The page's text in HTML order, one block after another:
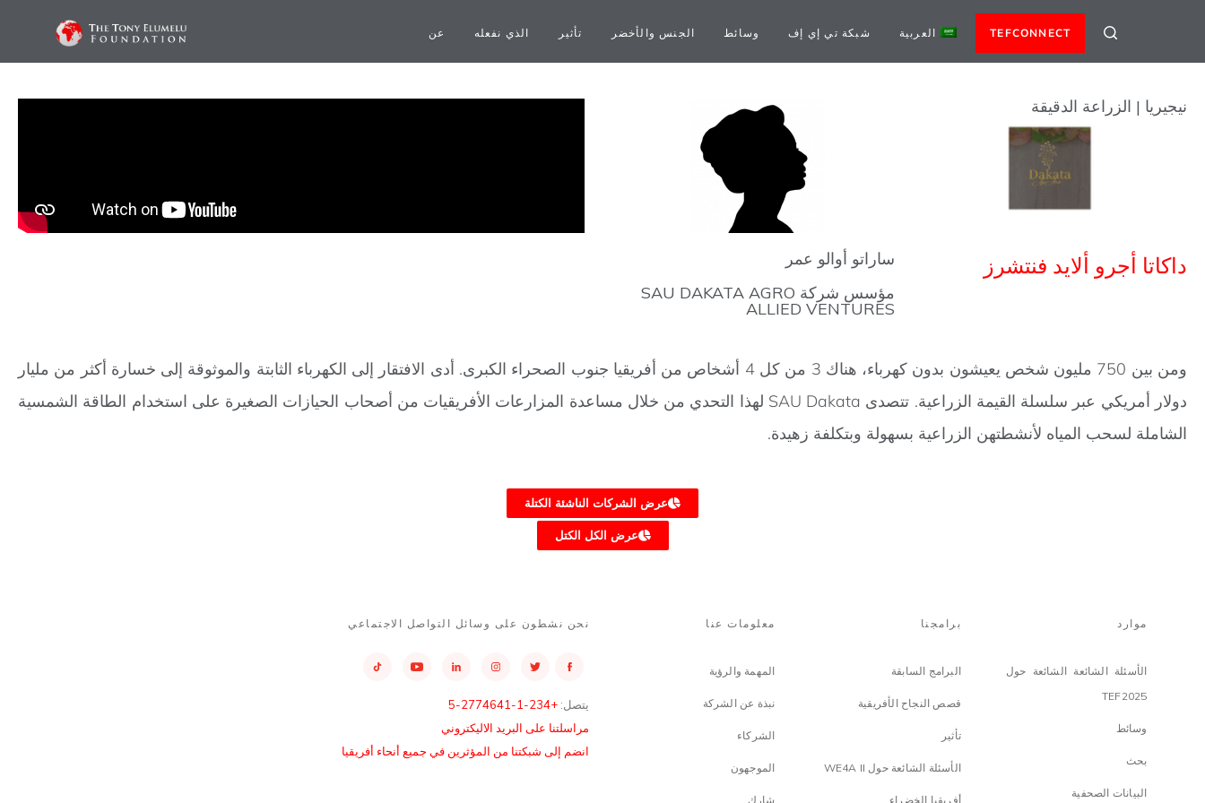
عن الذي نفعله تأثير الجنس والأخضر وسائط شبكة تي إي إف العربية TEFCONNECT
نيجيريا | الزراعة الدقيقة
داكاتا أجرو ألايد فنتشرز
ساراتو أوالو عمر
مؤسس شركة SAU DAKATA AGRO
ALLIED VENTURES
ومن بين 750 مليون شخص يعيشون بدون كهرباء، هناك 3 من كل 4 أشخاص من أفريقيا جنوب الصحراء الكبرى. أدى الافتقار إلى الكهرباء الثابتة والموثوقة إلى خسارة أكثر من مليار
دولار أمريكي عبر سلسلة القيمة الزراعية. تتصدى SAU Dakata لهذا التحدي من خلال مساعدة المزارعات الأفريقيات من أصحاب الحيازات الصغيرة على استخدام الطاقة الشمسية
الشاملة لسحب المياه لأنشطتهن الزراعية بسهولة وبتكلفة زهيدة.
عرض الشركات الناشئة الكتلة
عرض الكل الكتل
نحن نشطون على وسائل التواصل الاجتماعي
يتصل: +234-1-2774641-5
مراسلتنا على البريد الاليكتروني
انضم إلى شبكتنا من المؤثرين في جميع أنحاء أفريقيا
معلومات عنا
المهمة والرؤية
نبذة عن الشركة
الشركاء
الموجهون
شارك
برامجنا
البرامج السابقة
قصص النجاح الأفريقية
تأثير
الأسئلة الشائعة حول WE4A II
أفريقيا الخضراء
موارد
الأسئلة الشائعة الشائعة حول
TEF2025
وسائط
بحث
البيانات الصحفية